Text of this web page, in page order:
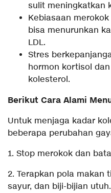
sulit meningkatkan
Kebiasaan
bisa menurunkan
LDL.
Stres
hormon kortisol
kolesterol.
Berikut Cara Alami
Untuk menjaga kadar
beberapa perubahan
1. Stop merokok dan
2. Terapkan pola makan
sayur, dan biji-bijian